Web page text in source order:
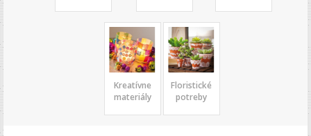
Kreatívne
materiály
Floristické
potreby